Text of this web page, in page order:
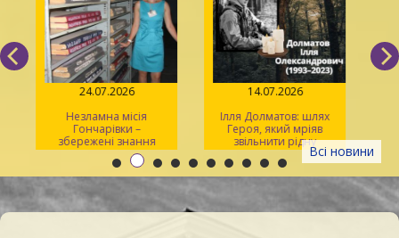
Всі новини
24.07.2026
Незламна місія
Гончарівки –
збережені знання
14.07.2026
Ілля Долматов: шлях
Героя, який мріяв
звільнити рідну
Каховку